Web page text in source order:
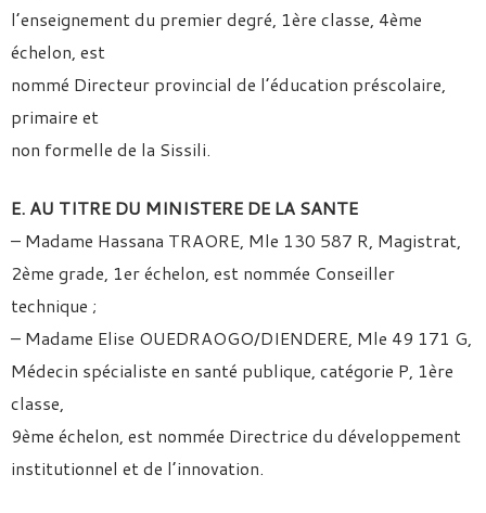
l’enseignement du premier degré, 1ère classe, 4ème
échelon, est
nommé Directeur provincial de l’éducation préscolaire,
primaire et
non formelle de la Sissili.
E. AU TITRE DU MINISTERE DE LA SANTE
– Madame Hassana TRAORE, Mle 130 587 R, Magistrat,
2ème grade, 1er échelon, est nommée Conseiller
technique ;
– Madame Elise OUEDRAOGO/DIENDERE, Mle 49 171 G,
Médecin spécialiste en santé publique, catégorie P, 1ère
classe,
9ème échelon, est nommée Directrice du développement
institutionnel et de l’innovation.